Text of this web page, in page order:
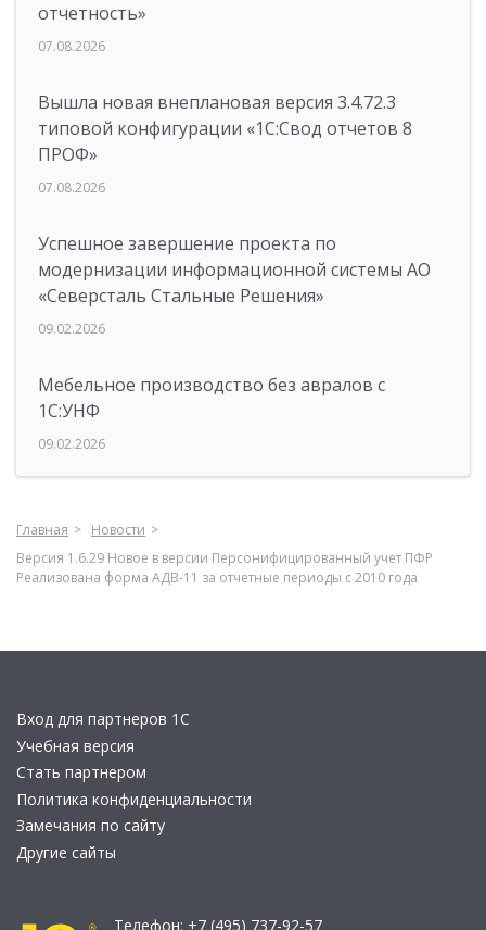
отчетность»
07.08.2026
Вышла новая внеплановая версия 3.4.72.3
типовой конфигурации «1C:Свод отчетов 8
ПРОФ»
07.08.2026
Успешное завершение проекта по
модернизации информационной системы АО
«Северсталь Стальные Решения»
09.02.2026
Мебельное производство без авралов с
1С:УНФ
09.02.2026
Главная
Новости
Версия 1.6.29 Новое в версии Персонифицированный учет ПФР
Реализована форма АДВ-11 за отчетные периоды с 2010 года
Вход для партнеров 1С
Учебная версия
Стать партнером
Политика конфиденциальности
Замечания по сайту
Другие сайты
Телефон: +7 (495) 737-92-57